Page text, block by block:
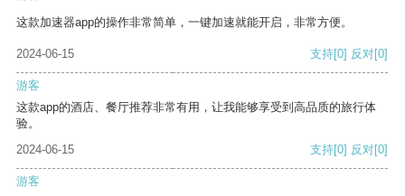
这款加速器app的操作非常简单，一键加速就能开启，非常方便。
2024-06-15 支持[0] 反对[0]
游客
这款app的酒店、餐厅推荐非常有用，让我能够享受到高品质的旅行体
验。
2024-06-15
支持[0] 反对[0]
游客